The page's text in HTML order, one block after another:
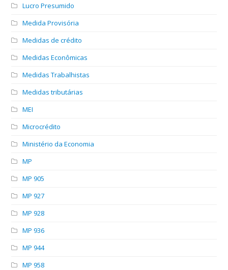
Lucro Presumido
Medida Provisória
Medidas de crédito
Medidas Econômicas
Medidas Trabalhistas
Medidas tributárias
MEI
Microcrédito
Ministério da Economia
MP
MP 905
MP 927
MP 928
MP 936
MP 944
MP 958